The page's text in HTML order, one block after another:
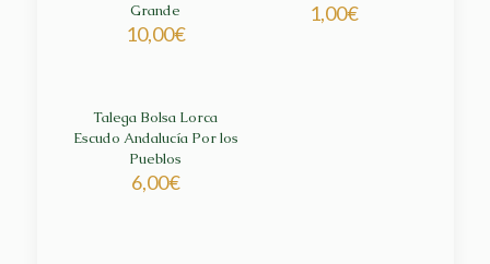
Grande
10,00€
1,00€
Talega Bolsa Lorca
Escudo Andalucía Por los
Pueblos
6,00€